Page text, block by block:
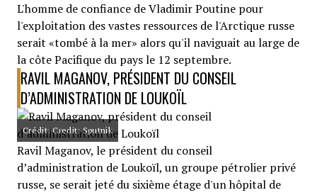
L'homme de confiance de Vladimir Poutine pour
l'exploitation des vastes ressources de l'Arctique russe
serait «tombé à la mer» alors qu'il naviguait au large de
la côte Pacifique du pays le 12 septembre.
RAVIL MAGANOV, PRÉSIDENT DU CONSEIL
D’ADMINISTRATION DE LOUKOÏL
Crédit: Credit: Sputnik
Ravil Maganov, le président du conseil
d’administration de Loukoïl, un groupe pétrolier privé
russe, se serait jeté du sixième étage d'un hôpital de